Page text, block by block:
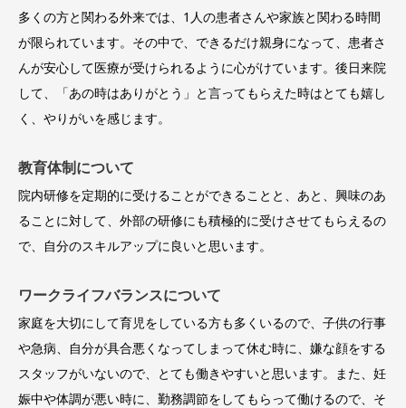
多くの方と関わる外来では、1人の患者さんや家族と関わる時間
が限られています。その中で、できるだけ親身になって、患者さ
んが安心して医療が受けられるように心がけています。後日来院
して、「あの時はありがとう」と言ってもらえた時はとても嬉し
く、やりがいを感じます。
教育体制について
院内研修を定期的に受けることができることと、あと、興味のあ
ることに対して、外部の研修にも積極的に受けさせてもらえるの
で、自分のスキルアップに良いと思います。
ワークライフバランスについて
家庭を大切にして育児をしている方も多くいるので、子供の行事
や急病、自分が具合悪くなってしまって休む時に、嫌な顔をする
スタッフがいないので、とても働きやすいと思います。また、妊
娠中や体調が悪い時に、勤務調節をしてもらって働けるので、そ